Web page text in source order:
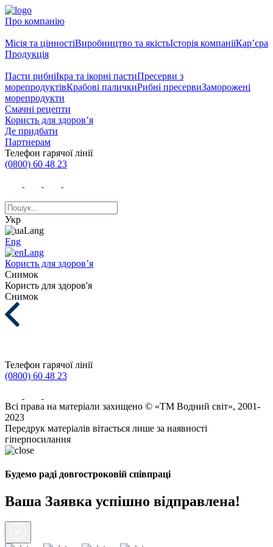
Про компанію
Місія та цінностіВиробництво та якістьІсторія компаніїКар’єра
Продукція
Пасти рибніІкра та ікорні пастиПресерви з
морепродуктівКрабові паличкиРибні пресервиЗаморожені
морепродукти
Смачні рецепти
Користь для здоров’я
Де придбати
Партнерам
Телефон гарячої лінії
(0800) 60 48 23
Укр
Eng
Користь для здоров’я
Снимок
Користь для здоров'я
Снимок
Телефон гарячої лінії
(0800) 60 48 23
Всі права на матеріали захищено © «ТМ Водний світ», 2001-
2023
Передрук матеріалів вітається лише за наявності
гіперпосилання
Будемо раді довгостроковій співпраці
Ваша Заявка успішно відправлена!